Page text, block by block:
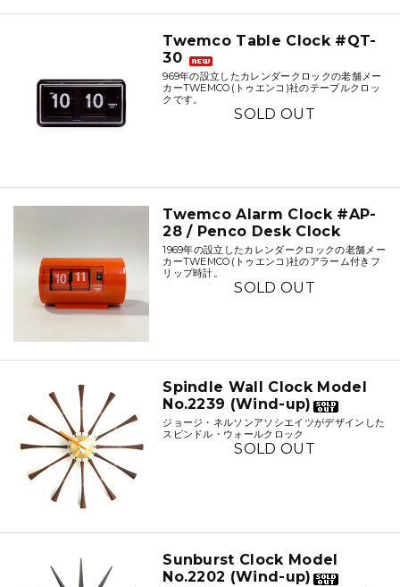
Twemco Table Clock #QT-
30
969年の設立したカレンダークロックの老舗メー
カーTWEMCO(トゥエンコ)社のテーブルクロッ
クです。
SOLD OUT
Twemco Alarm Clock #AP-
28 / Penco Desk Clock
1969年の設立したカレンダークロックの老舗メー
カーTWEMCO(トゥエンコ)社のアラーム付きフ
リップ時計。
SOLD OUT
Spindle Wall Clock Model
No.2239 (Wind-up)
ジョージ・ネルソンアソシエイツがデザインした
スピンドル・ウォールクロック
SOLD OUT
Sunburst Clock Model
No.2202 (Wind-up)